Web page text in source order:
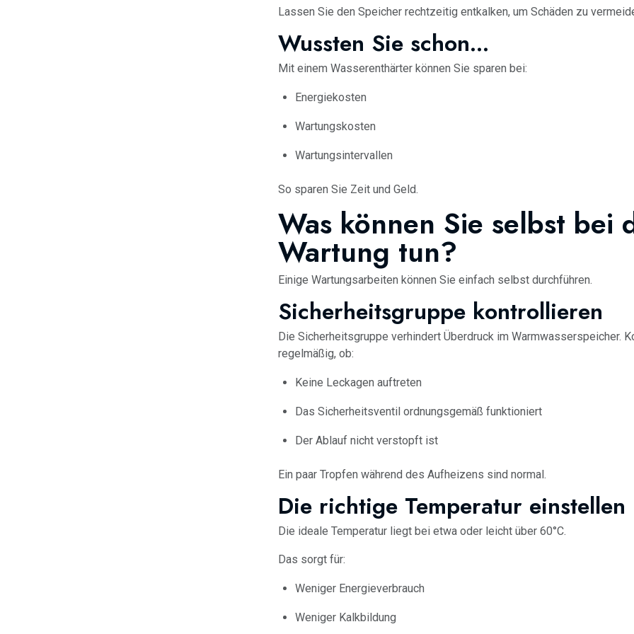
Lassen Sie den Speicher rechtzeitig entkalken, um Schäden zu
Wussten Sie schon...
Mit einem Wasserenthärter können Sie sparen bei:
Energiekosten
Wartungskosten
Wartungsintervallen
So sparen Sie Zeit und Geld.
Was können Sie selbst bei
Wartung tun?
Einige Wartungsarbeiten können Sie einfach selbst durchführen.
Sicherheitsgruppe kontrollieren
Die Sicherheitsgruppe verhindert Überdruck im Warmwasserspeicher.
regelmäßig, ob:
Keine Leckagen auftreten
Das Sicherheitsventil ordnungsgemäß funktioniert
Der Ablauf nicht verstopft ist
Ein paar Tropfen während des Aufheizens sind normal.
Die richtige Temperatur einstellen
Die ideale Temperatur liegt bei etwa oder leicht über 60°C.
Das sorgt für:
Weniger Energieverbrauch
Weniger Kalkbildung